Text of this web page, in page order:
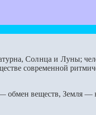
Солнца и Луны;
современной
обмен веществ, Земля —